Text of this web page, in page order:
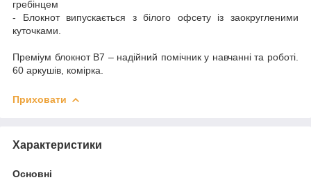
гребінцем
- Блокнот випускається з білого офсету із заокругленими
куточками.
Преміум блокнот В7 – надійний помічник у навчанні та роботі.
60 аркушів, комірка.
Приховати
Характеристики
Основні